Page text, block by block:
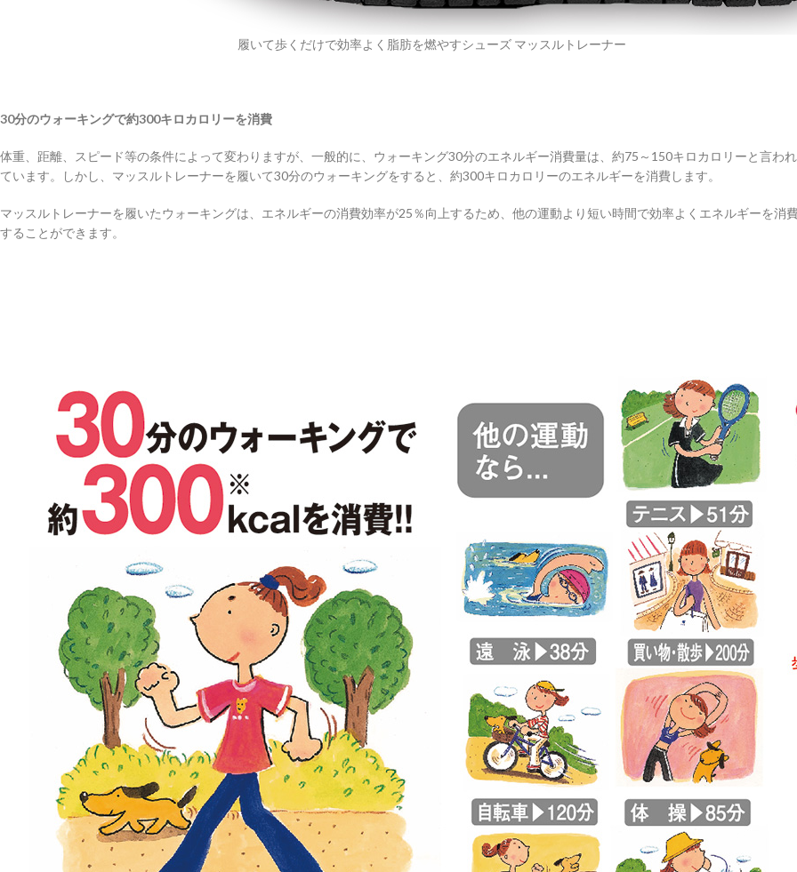
履いて歩くだけで効率よく脂肪を燃やすシューズ マッスルトレーナー
30分のウォーキングで約300キロカロリーを消費
体重、距離、スピード等の条件によって変わりますが、一般的に、ウォーキング30分のエネルギー消費量は、約75～150キロカロリーと言われ
ています。しかし、マッスルトレーナーを履いて30分のウォーキングをすると、約300キロカロリーのエネルギーを消費します。
マッスルトレーナーを履いたウォーキングは、エネルギーの消費効率が25％向上するため、他の運動より短い時間で効率よくエネルギーを消
することができます。